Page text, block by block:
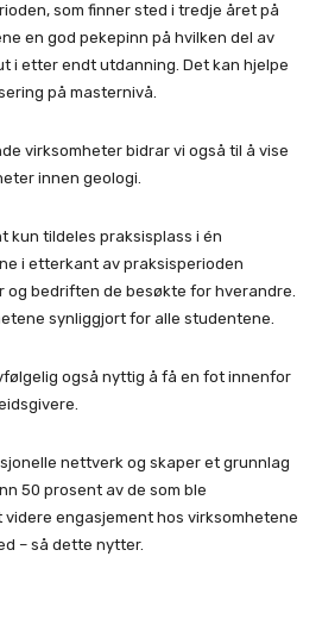
som finner sted i tredje året på
en god pekepinn på hvilken del av
i etter endt utdanning. Det kan hjelpe
på masternivå.
virksomheter bidrar vi også til å vise
innen geologi.
kun tildeles praksisplass i én
i etterkant av praksisperioden
og bedriften de besøkte for hverandre.
synliggjort for alle studentene.
også nyttig å få en fot innenfor
nettverk og skaper et grunnlag
50 prosent av de som ble
engasjement hos virksomhetene
– så dette nytter.